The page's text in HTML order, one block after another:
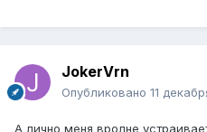
JokerVrn
Опубликовано 11
А лично меня вролне